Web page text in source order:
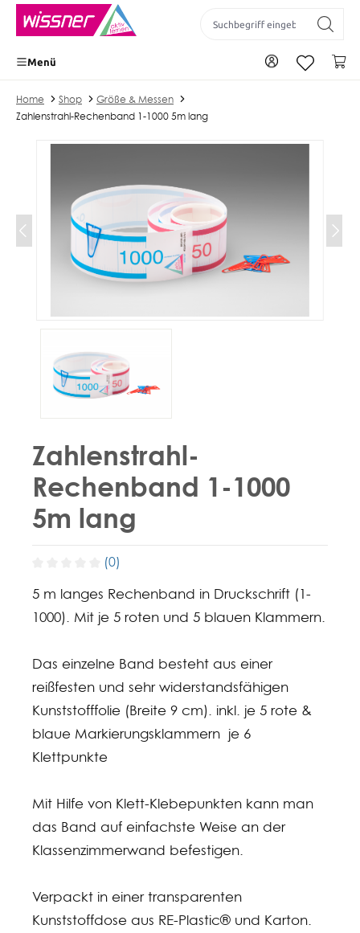
springen
Zu Ihrem Konto
Menü
Home Shop
Größe & Messen
Zahlenstrahl-Rechenband 1-1000 5m lang
Zahlenstrahl-
Rechenband 1-1000
5m lang
(0)
5 m langes Rechenband in Druckschrift (1-
1000). Mit je 5 roten und 5 blauen Klammern.
Das einzelne Band besteht aus einer
reißfesten und sehr widerstandsfähigen
Kunststofffolie (Breite 9 cm). inkl. je 5 rote &
blaue Markierungsklammern je 6
Klettpunkte
Mit Hilfe von Klett-Klebepunkten kann man
das Band auf einfachste Weise an der
Klassenzimmerwand befestigen.
Verpackt in einer transparenten
Kunststoffdose aus RE-Plastic® und Karton.